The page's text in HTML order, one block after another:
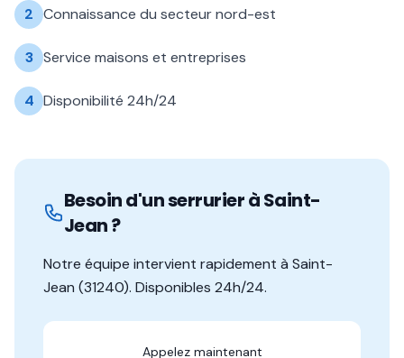
2 Connaissance du secteur nord-est
3 Service maisons et entreprises
4 Disponibilité 24h/24
Besoin d'un serrurier àSaint-
Jean?
Notre équipe intervient rapidement à Saint-
Jean (31240). Disponibles 24h/24.
Appelez maintenant